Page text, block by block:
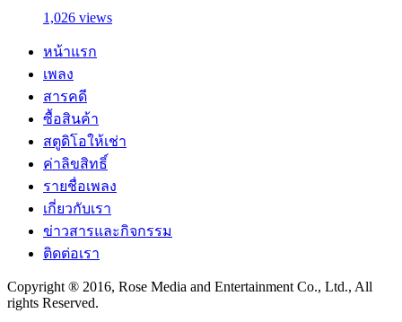
1,026 views
หน้าแรก
เพลง
สารคดี
ซื้อสินค้า
สตูดิโอให้เช่า
ค่าลิขสิทธิ์
รายชื่อเพลง
เกี่ยวกับเรา
ข่าวสารและกิจกรรม
ติดต่อเรา
Copyright ® 2016, Rose Media and Entertainment Co., Ltd., All
rights Reserved.